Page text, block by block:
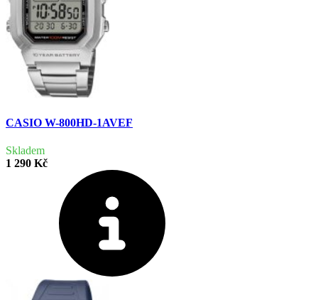
CASIO W-800HD-1AVEF
Skladem
1 290 Kč